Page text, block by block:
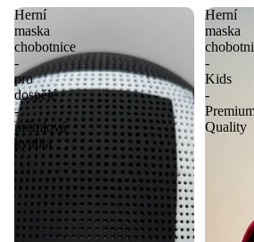
Herní
maska
chobotnice
-
pro
dospělé
-
prémiová
kvalita
Herní
maska
-
Kids
-
Quality